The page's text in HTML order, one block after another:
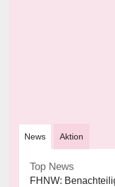
News Aktion
Top News
FHNW: